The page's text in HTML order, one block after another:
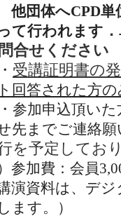
団体へCPD単
て行われます
合せください
受講証明書の
回答された方
参加申込頂い
先までご連絡
を予定してお
参加費：会員
講演資料は、デ
ます。）